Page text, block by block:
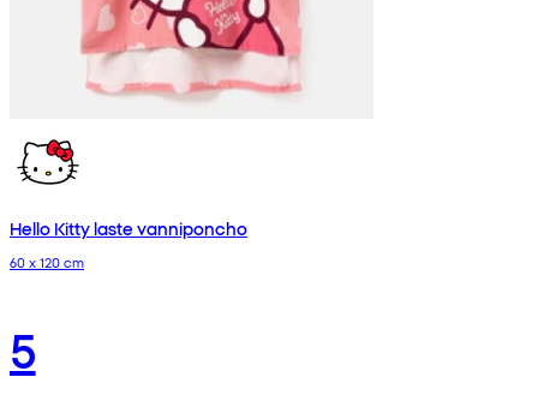
Hello Kitty laste vanniponcho
60 x 120 cm
5